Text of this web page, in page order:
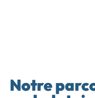
Notre